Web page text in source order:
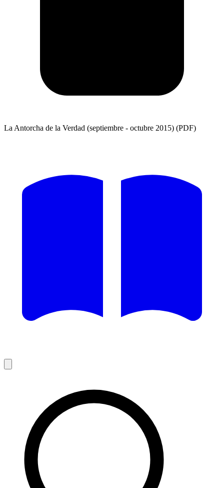
La Antorcha de la Verdad (septiembre - octubre 2015) (PDF)